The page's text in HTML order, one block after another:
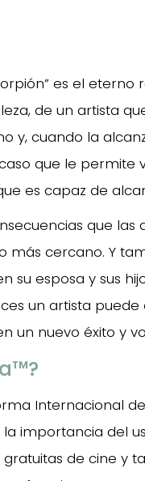
es el
de un artista
y, cuando la
que le permite
es capaz de
que las
más cercano. Y
su esposa y sus
un artista
un nuevo éxito y
Internacional
importancia del
de cine y